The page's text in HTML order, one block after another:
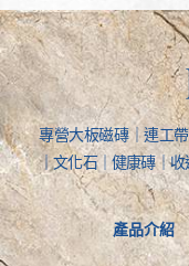
專營大板磁磚｜連工
｜文化石｜健康磚｜
產品介紹